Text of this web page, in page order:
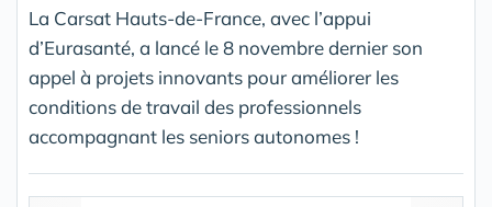
La Carsat Hauts-de-France, avec l’appui
d’Eurasanté, a lancé le 8 novembre dernier son
appel à projets innovants pour améliorer les
conditions de travail des professionnels
accompagnant les seniors autonomes !